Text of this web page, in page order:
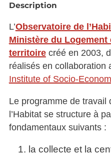
Description
L’Observatoire de
Ministère du Logement
territoirecréé en 2003,
réalisés en collaboration
Institute of Socio-
Le programme de travail
l’Habitat se structure à
fondamentaux suivants :
la collecte et la